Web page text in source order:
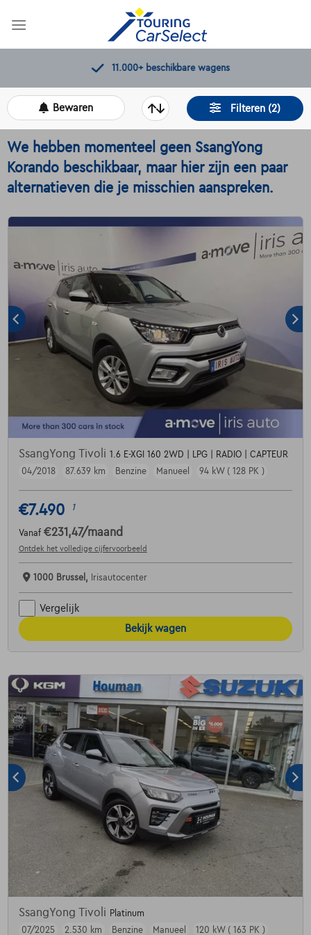
11.000+beschikbare wagens
Filteren (2)
Bewaren
We hebben momenteel geen SsangYong
Korando beschikbaar, maar hier zijn een paar
alternatieven die je misschien aanspreken.
SsangYong Tivoli 1.6 E-XGI 160 2WD | LPG | RADIO | CAPTEUR
04/2018
87.639 km Benzine Manueel 94 kW ( 128 PK )
€7.490 1
Vanaf €231,47/maand
Ontdek het volledige cijfervoorbeeld
1000 Brussel, Irisautocenter
Vergelijk
Bekijk wagen
SsangYong Tivoli Platinum
07/2025
2.530 km Benzine Manueel 120 kW ( 163 PK )